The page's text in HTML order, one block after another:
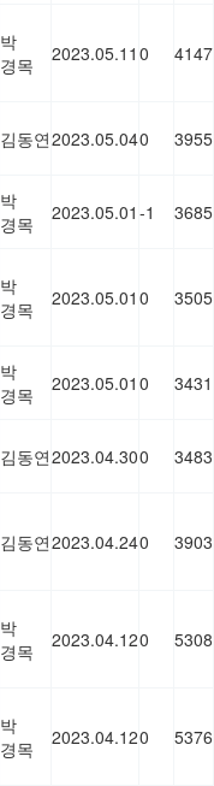
박
경목
2023.05.11 0 4147
김동연2023.05.040 3955
박
경목
2023.05.01 -1 3685
박
경목
2023.05.01 0 3505
박
경목
2023.05.01 0 3431
김동연2023.04.300 3483
김동연2023.04.240 3903
박
경목
2023.04.120 5308
박
경목
2023.04.120 5376